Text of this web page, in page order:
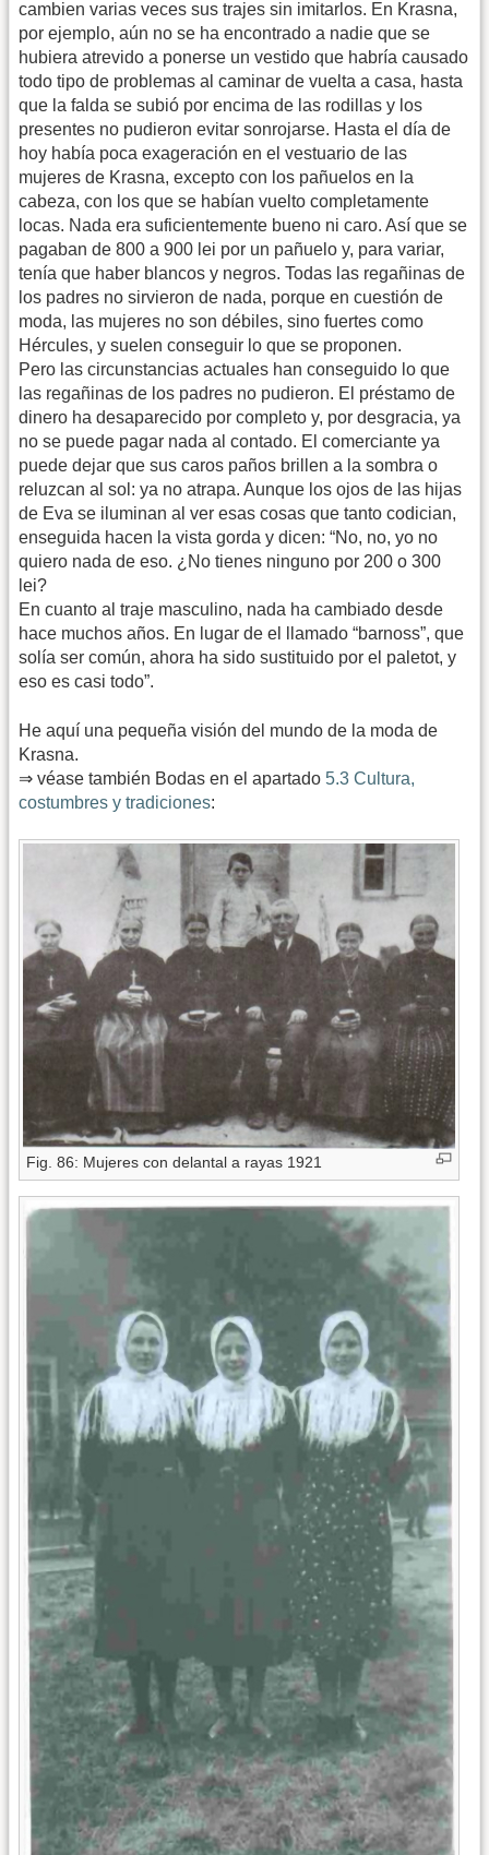
cambien varias veces sus trajes sin imitarlos. En Krasna,
por ejemplo, aún no se ha encontrado a nadie que se
hubiera atrevido a ponerse un vestido que habría causado
todo tipo de problemas al caminar de vuelta a casa, hasta
que la falda se subió por encima de las rodillas y los
presentes no pudieron evitar sonrojarse. Hasta el día de
hoy había poca exageración en el vestuario de las
mujeres de Krasna, excepto con los pañuelos en la
cabeza, con los que se habían vuelto completamente
locas. Nada era suficientemente bueno ni caro. Así que se
pagaban de 800 a 900 lei por un pañuelo y, para variar,
tenía que haber blancos y negros. Todas las regañinas de
los padres no sirvieron de nada, porque en cuestión de
moda, las mujeres no son débiles, sino fuertes como
Hércules, y suelen conseguir lo que se proponen.
Pero las circunstancias actuales han conseguido lo que
las regañinas de los padres no pudieron. El préstamo de
dinero ha desaparecido por completo y, por desgracia, ya
no se puede pagar nada al contado. El comerciante ya
puede dejar que sus caros paños brillen a la sombra o
reluzcan al sol: ya no atrapa. Aunque los ojos de las hijas
de Eva se iluminan al ver esas cosas que tanto codician,
enseguida hacen la vista gorda y dicen: “No, no, yo no
quiero nada de eso. ¿No tienes ninguno por 200 o 300
lei?
En cuanto al traje masculino, nada ha cambiado desde
hace muchos años. En lugar de el llamado “barnoss”, que
solía ser común, ahora ha sido sustituido por el paletot, y
eso es casi todo”.
He aquí una pequeña visión del mundo de la moda de
Krasna.
⇒ véase también Bodas en el apartado 5.3 Cultura,
costumbres y tradiciones:
Fig. 86: Mujeres con delantal a rayas 1921